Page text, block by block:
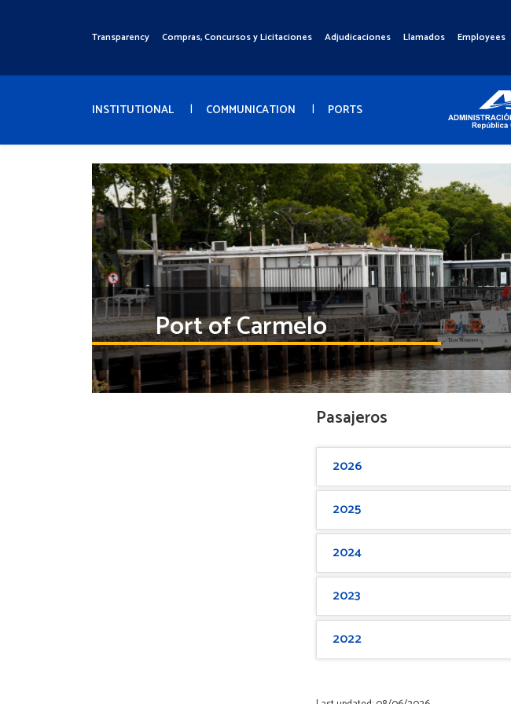
Menú
Transparency Compras, Concursos y Licitaciones Adjudicaciones Llamados Employees
Menú
INSTITUTIONAL COMMUNICATION PORTS
Port of Carmelo
Pasajeros
2026
2025
2024
2023
2022